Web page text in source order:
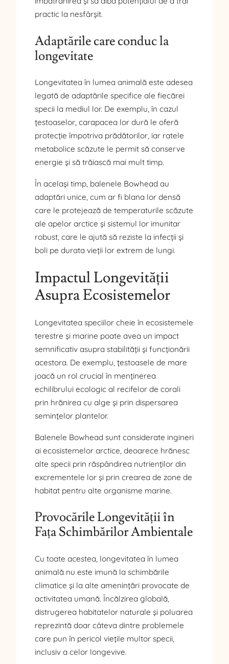
practic la nesfârșit.
Adaptările care conduc la
longevitate
Longevitatea în lumea animală este adesea
legată de adaptările specifice ale fiecărei
specii la mediul lor. De exemplu, în cazul
țestoaselor, carapacea lor dură le oferă
protecție împotriva prădătorilor, iar ratele
metabolice scăzute le permit să conserve
energie și să trăiască mai mult timp.
În același timp, balenele Bowhead au
adaptări unice, cum ar fi blana lor densă
care le protejează de temperaturile scăzute
ale apelor arctice și sistemul lor imunitar
robust, care le ajută să reziste la infecții și
boli pe durata vieții lor extrem de lungi.
Impactul Longevității
Asupra Ecosistemelor
Longevitatea speciilor cheie în ecosistemele
terestre și marine poate avea un impact
semnificativ asupra stabilității și funcționării
acestora. De exemplu, țestoasele de mare
joacă un rol crucial în menținerea
echilibrului ecologic al recifelor de corali
prin hrănirea cu alge și prin dispersarea
semințelor plantelor.
Balenele Bowhead sunt considerate ingineri
ai ecosistemelor arctice, deoarece hrănesc
alte specii prin răspândirea nutrienților din
excrementele lor și prin crearea de zone de
habitat pentru alte organisme marine.
Provocările Longevității în
Fața Schimbărilor Ambientale
Cu toate acestea, longevitatea în lumea
animală nu este imună la schimbările
climatice și la alte amenințări provocate de
activitatea umană. Încălzirea globală,
distrugerea habitatelor naturale și poluarea
reprezintă doar câteva dintre problemele
care pun în pericol viețile multor specii,
inclusiv a celor longevive.